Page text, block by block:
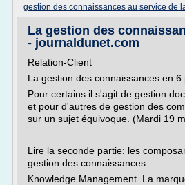
gestion des connaissances au service de
La gestion des
- journaldunet.com
Relation-Client
La gestion des connaissances en 6
Pour certains il s'agit de gestion
et pour d'autres de gestion des
sur un sujet équivoque. (Mardi 19
Lire la seconde partie: les
gestion des connaissances
Knowledge Management. La